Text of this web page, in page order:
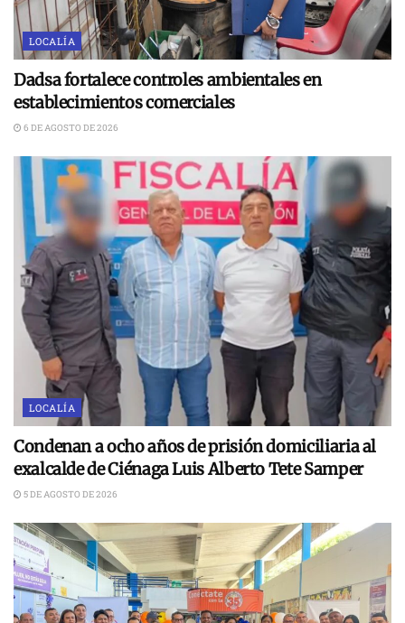
LOCALÍA
Dadsa fortalece controles ambientales en
establecimientos comerciales
6 DE AGOSTO DE 2026
LOCALÍA
Condenan a ocho años de prisión domiciliaria al
exalcalde de Ciénaga Luis Alberto Tete Samper
5 DE AGOSTO DE 2026